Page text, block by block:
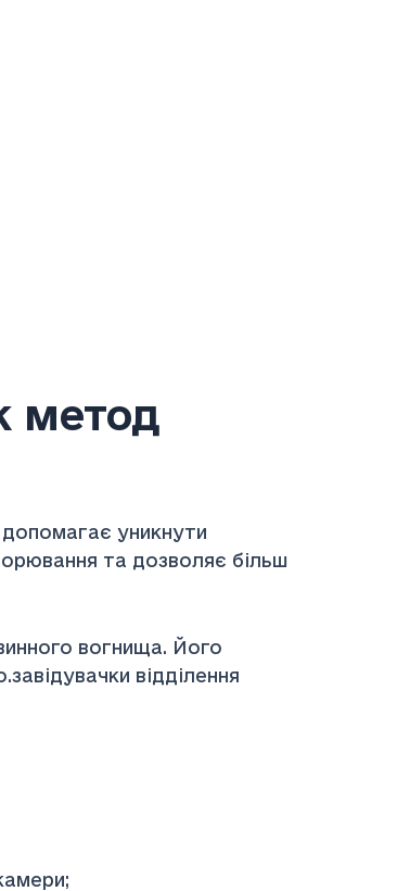
метод
допомагає уникнути
та дозволяє більш
вогнища. Його
відділення